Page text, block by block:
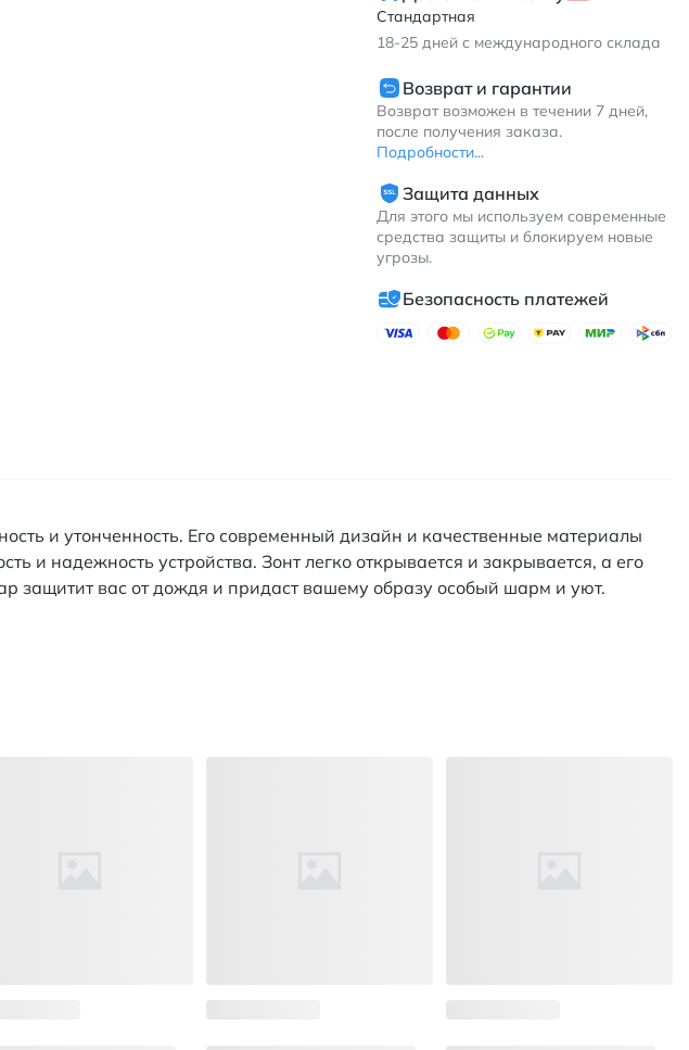
Стандартная
18-25 дней с международного склада
Возврат и гарантии
Возврат возможен в течении 7 дней,
после получения заказа.
Подробности...
Защита данных
Для этого мы используем современные
средства защиты и блокируем новые
угрозы.
Безопасность платежей
и утонченность. Его современный дизайн и качественные материалы
и надежность устройства. Зонт легко открывается и закрывается, а его
защитит вас от дождя и придаст вашему образу особый шарм и уют.